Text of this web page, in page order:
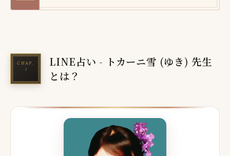
LINE占い - トカーニ雪 (ゆき) 先生
とは？